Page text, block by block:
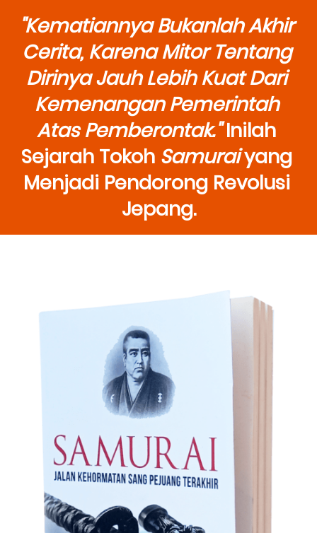
"Kematiannya Bukanlah Akhir
Cerita, Karena Mitor Tentang
Dirinya Jauh Lebih Kuat Dari
Kemenangan Pemerintah
Atas Pemberontak." Inilah
Sejarah Tokoh Samurai yang
Menjadi Pendorong Revolusi
Jepang.